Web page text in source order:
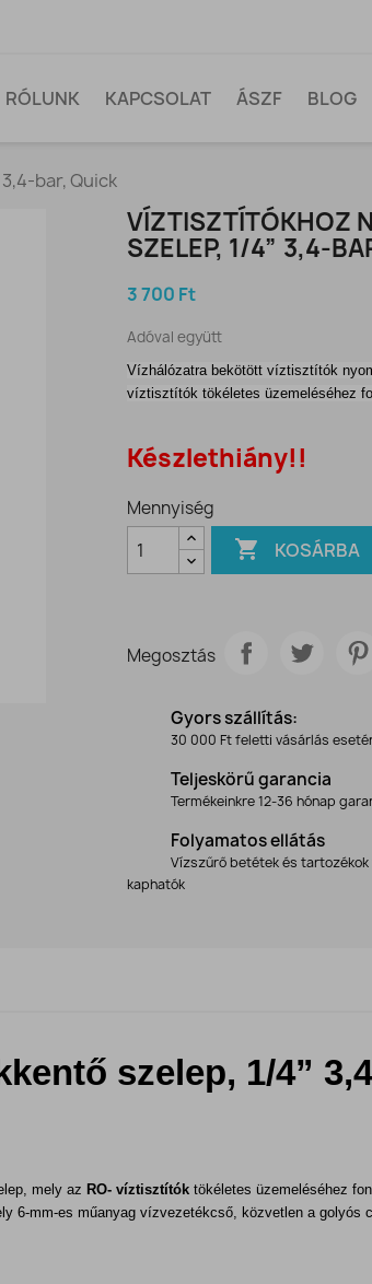
RÓLUNK KAPCSOLAT ÁSZF BLOG
bar, Quick
VÍZTISZTÍTÓKHOZ
SZELEP, 1/4” 3,4-
3 700 Ft
Adóval együtt
Vízhálózatra bekötött víztisztítók
víztisztítók tökéletes üzemeléséhez
Készlethiány!!
Mennyiség
 KOSÁRBA
Megosztás
Gyors szállítás:
30 000 Ft feletti vásárlás
Teljeskörű garancia
Termékeinkre 12-36 hónap
Folyamatos ellátás
Vízszűrő betétek és
kaphatók
szelep, 1/4”
mely az RO- víztisztítók tökéletes üzemeléséhez
6-mm-es műanyag vízvezetékcső, közvetlen a golyós